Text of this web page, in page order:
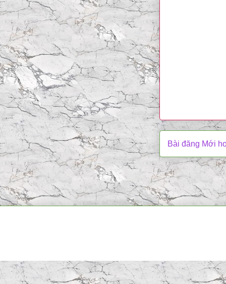
Bài đăng Mới